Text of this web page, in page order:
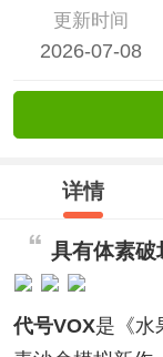
更新时间
2026-07-08
详情
具有体素破
代号VOX是《水